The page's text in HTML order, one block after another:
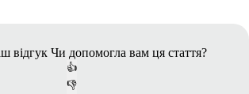
відгук Чи допомогла вам ця стаття?
👍
👎